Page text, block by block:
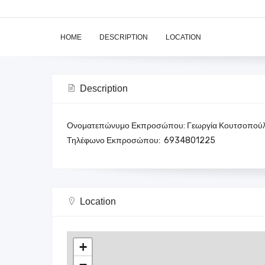
HOME DESCRIPTION LOCATION
Description
Ονοματεπώνυμο Εκπροσώπου: Γεωργία
Τηλέφωνο Εκπροσώπου: 6934801225
Location
+